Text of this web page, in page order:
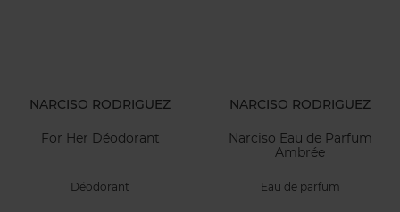
NARCISO RODRIGUEZ
For Her Déodorant
Déodorant
NARCISO RODRIGUEZ
Narciso Eau de Parfum
Ambrée
Eau de parfum